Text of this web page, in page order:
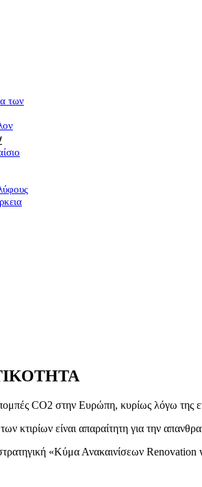
των
CO2 στην Ευρώπη, κυρίως λόγω της
κτιρίων είναι απαραίτητη για την
«Κύμα Ανακαινίσεων Renovation